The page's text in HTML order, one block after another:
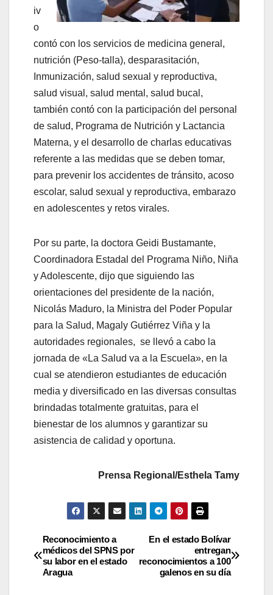
iv
o
contó con los servicios de medicina general,
nutrición (Peso-talla), desparasitación,
Inmunización, salud sexual y reproductiva,
salud visual, salud mental, salud bucal,
también contó con la participación del personal
de salud, Programa de Nutrición y Lactancia
Materna, y el desarrollo de charlas educativas
referente a las medidas que se deben tomar,
para prevenir los accidentes de tránsito, acoso
escolar, salud sexual y reproductiva, embarazo
en adolescentes y retos virales.
Por su parte, la doctora Geidi Bustamante,
Coordinadora Estadal del Programa Niño, Niña
y Adolescente, dijo que siguiendo las
orientaciones del presidente de la nación,
Nicolás Maduro, la Ministra del Poder Popular
para la Salud, Magaly Gutiérrez Viña y la
autoridades regionales, se llevó a cabo la
jornada de «La Salud va a la Escuela», en la
cual se atendieron estudiantes de educación
media y diversificado en las diversas consultas
brindadas totalmente gratuitas, para el
bienestar de los alumnos y garantizar su
asistencia de calidad y oportuna.
Prensa Regional/Esthela Tamy
En el estado Bolívar
entregan
reconocimientos a 100
galenos en su día
Reconocimiento a
médicos del SPNS por
su labor en el estado
Aragua